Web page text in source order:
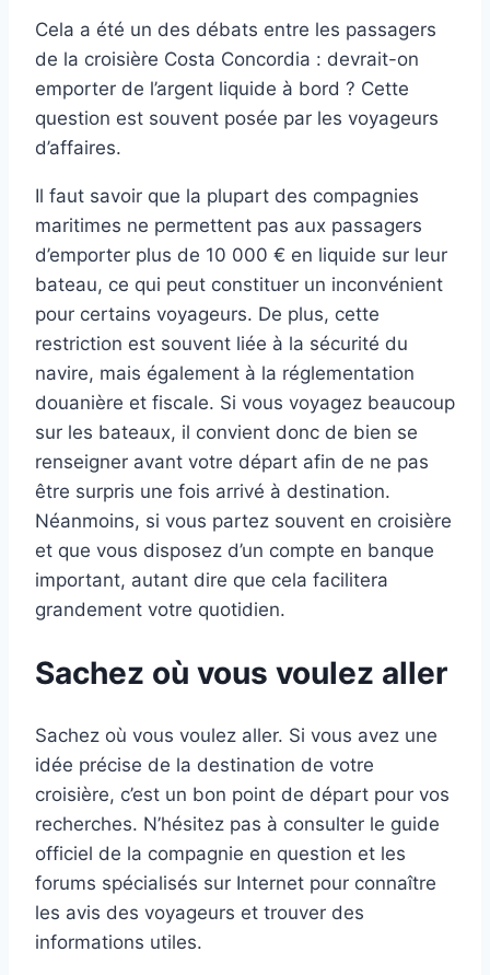
Cela a été un des débats entre les passagers
de la croisière Costa Concordia : devrait-on
emporter de l’argent liquide à bord ? Cette
question est souvent posée par les voyageurs
d’affaires.
Il faut savoir que la plupart des compagnies
maritimes ne permettent pas aux passagers
d’emporter plus de 10 000 € en liquide sur leur
bateau, ce qui peut constituer un inconvénient
pour certains voyageurs. De plus, cette
restriction est souvent liée à la sécurité du
navire, mais également à la réglementation
douanière et fiscale. Si vous voyagez beaucoup
sur les bateaux, il convient donc de bien se
renseigner avant votre départ afin de ne pas
être surpris une fois arrivé à destination.
Néanmoins, si vous partez souvent en croisière
et que vous disposez d’un compte en banque
important, autant dire que cela facilitera
grandement votre quotidien.
Sachez où vous voulez aller
Sachez où vous voulez aller. Si vous avez une
idée précise de la destination de votre
croisière, c’est un bon point de départ pour vos
recherches. N’hésitez pas à consulter le guide
officiel de la compagnie en question et les
forums spécialisés sur Internet pour connaître
les avis des voyageurs et trouver des
informations utiles.